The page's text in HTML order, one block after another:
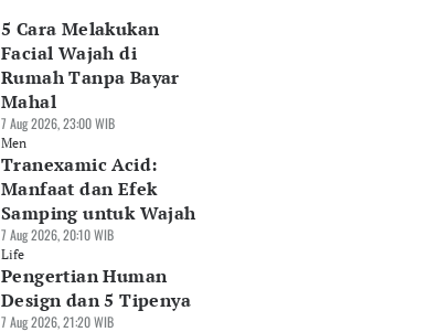
5 Cara Melakukan
Facial Wajah di
Rumah Tanpa Bayar
Mahal
7 Aug 2026, 23:00 WIB
Men
Tranexamic Acid:
Manfaat dan Efek
Samping untuk Wajah
7 Aug 2026, 20:10 WIB
Life
Pengertian Human
Design dan 5 Tipenya
7 Aug 2026, 21:20 WIB